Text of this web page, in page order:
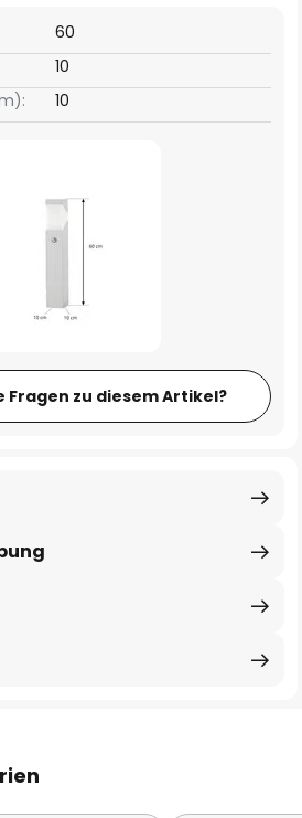
10
60
10
Fragen zu diesem Artikel?